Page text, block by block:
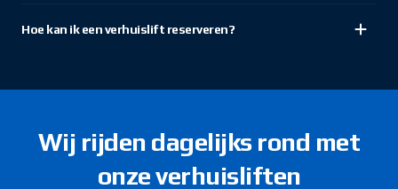
Hoe kan ik een verhuislift reserveren?
Wij rijden dagelijks rond met
onze verhuisliften